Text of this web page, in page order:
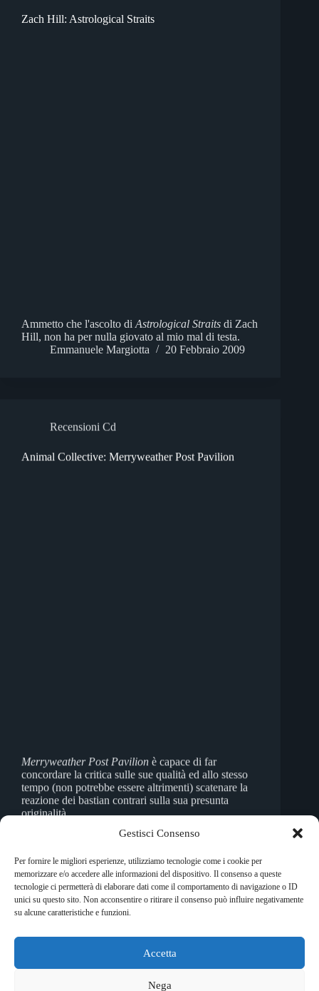
Gestisci Consenso
Per fornire le migliori esperienze, utilizziamo tecnologie come i cookie per
memorizzare e/o accedere alle informazioni del dispositivo. Il consenso a queste
tecnologie ci permetterà di elaborare dati come il comportamento di navigazione o ID
unici su questo sito. Non acconsentire o ritirare il consenso può influire negativamente
su alcune caratteristiche e funzioni.
Accetta
Nega
Zach Hill: Astrological Straits
Ammetto che l'ascolto diAstrological Straits di Zach
Hill, non ha per nulla giovato al mio mal di testa.
Emmanuele Margiotta
20 Febbraio 2009
Recensioni Cd
Animal Collective: Merryweather Post Pavilion
Merryweather Post Pavilion è capace di far
concordare la critica sulle sue qualità ed allo stesso
tempo (non potrebbe essere altrimenti) scatenare la
reazione dei bastian contrari sulla sua presunta
originalità.
Copyright © 2026 RockShock - © Massimo Garofalo. C.F.
GRFMSM65R24A662Q. Qualsiasi tipo di riproduzione è